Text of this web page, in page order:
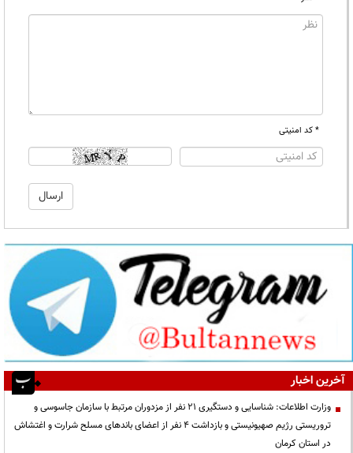
* کد امنیتی
آخرین اخبار
وزارت اطلاعات: شناسایی و دستگیری ۲۱ نفر از مزدوران مرتبط با سازمان جاسوسی و
تروریستی رژیم صهیونیستی و بازداشت ۴ نفر از اعضای باندهای مسلح شرارت و اغتشاش
در استان کرمان